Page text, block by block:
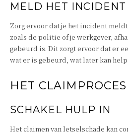
MELD HET INCIDENT
Zorg ervoor dat je het incident
zoals de politie of je werkgever,
gebeurd is. Dit zorgt ervoor dat er
wat er is gebeurd, wat later kan
HET CLAIMPROCES
SCHAKEL HULP IN
Het claimen van letselschade kan